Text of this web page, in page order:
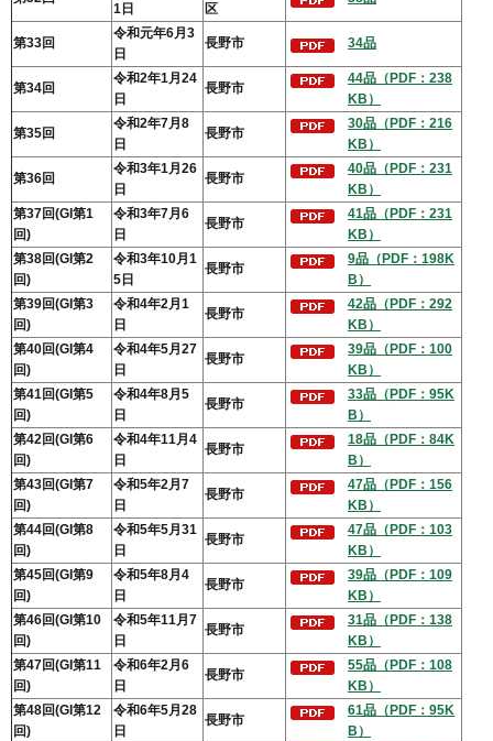
1日
区
第33回
令和元年6月3
日
長野市 34品
第34回
令和2年1月24
日
長野市
44品（PDF：238
KB）
第35回
令和2年7月8
日
長野市
30品（PDF：216
KB）
第36回
令和3年1月26
日
長野市
40品（PDF：231
KB）
第37回(GI第1
回)
令和3年7月6
日
長野市
41品（PDF：231
KB）
第38回(GI第2
回)
令和3年10月1
5日
長野市
9品（PDF：198K
B）
第39回(GI第3
回)
令和4年2月1
日
長野市
42品（PDF：292
KB）
第40回(GI第4
回)
令和4年5月27
日
長野市
39品（PDF：100
KB）
第41回(GI第5
回)
令和4年8月5
日
長野市
33品（PDF：95K
B）
第42回(GI第6
回)
令和4年11月4
日
長野市
18品（PDF：84K
B）
第43回(GI第7
回)
令和5年2月7
日
長野市
47品（PDF：156
KB）
第44回(GI第8
回)
令和5年5月31
日
長野市
47品（PDF：103
KB）
第45回(GI第9
回)
令和5年8月4
日
長野市
39品（PDF：109
KB）
第46回(GI第10
回)
令和5年11月7
日
長野市
31品（PDF：138
KB）
第47回(GI第11
回)
令和6年2月6
日
長野市
55品（PDF：108
KB）
第48回(GI第12
回)
令和6年5月28
日
長野市
61品（PDF：95K
B）